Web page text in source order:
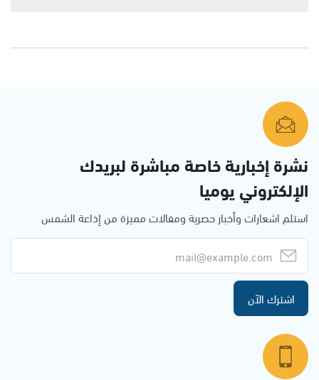
نشرة إخبارية خاصة مباشرة لبريدك
الإلكتروني يوميا
استلم اشعارات وأخبار حصرية ومقالات مميزة من إذاعة الشمس
اشترك الآن